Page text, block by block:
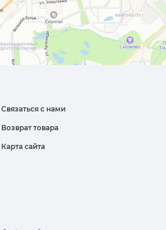
Связаться с нами
Возврат товара
Карта сайта